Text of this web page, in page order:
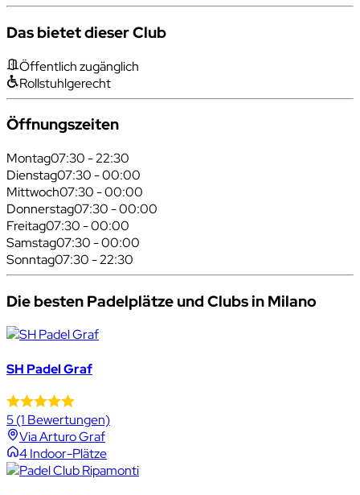
Das bietet dieser Club
Öffentlich zugänglich
Rollstuhlgerecht
Öffnungszeiten
Montag07:30 - 22:30
Dienstag07:30 - 00:00
Mittwoch07:30 - 00:00
Donnerstag07:30 - 00:00
Freitag07:30 - 00:00
Samstag07:30 - 00:00
Sonntag07:30 - 22:30
Die besten Padelplätze und Clubs in Milano
SH Padel Graf
5(1 Bewertungen)
Via Arturo Graf
4 Indoor-Plätze